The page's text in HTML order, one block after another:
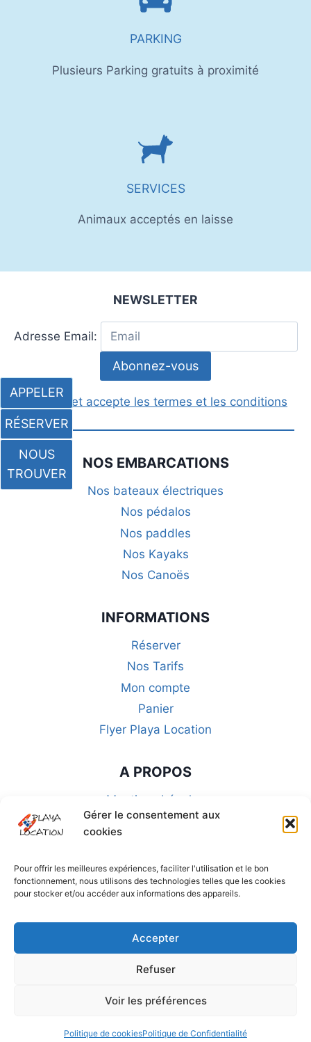
Gérer le consentement aux
cookies
Pour offrir les meilleures expériences, faciliter l'utilisation et le bon
fonctionnement, nous utilisons des technologies telles que les cookies
pour stocker et/ou accéder aux informations des appareils.
Accepter
Refuser
Voir les préférences
Politique de cookiesPolitique de Confidentialité
PARKING
Plusieurs Parking gratuits à proximité
SERVICES
Animaux acceptés en laisse
NEWSLETTER
Adresse Email:
J'ai lu et accepte les termes et les conditions
NOS EMBARCATIONS
Nos bateaux électriques
Nos pédalos
Nos paddles
Nos Kayaks
Nos Canoës
INFORMATIONS
Réserver
Nos Tarifs
Mon compte
Panier
Flyer Playa Location
A PROPOS
Mentions Légales
CGU-CGA-CGV
Politique de Confidentialité
Politique de cookies (UE)
SUIVEZ-NOUS SUR LES RÉSEAUX
APPELER
RÉSERVER
NOUS
TROUVER
© 2026 Playa Location -developpé parImagin'Com